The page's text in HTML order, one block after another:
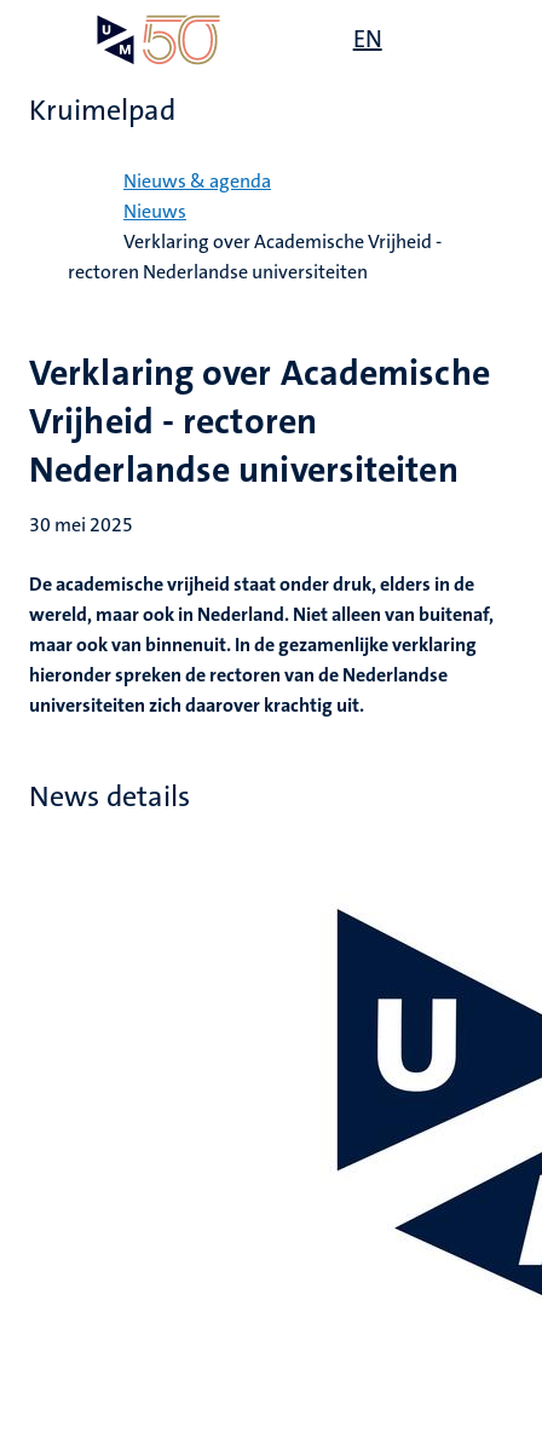
EN
Kruimelpad
Nieuws & agenda
Nieuws
Verklaring over Academische Vrijheid -
rectoren Nederlandse universiteiten
Verklaring over Academische
Vrijheid - rectoren
Nederlandse universiteiten
30 mei 2025
De academische vrijheid staat onder druk, elders in de
wereld, maar ook in Nederland. Niet alleen van buitenaf,
maar ook van binnenuit. In de gezamenlijke verklaring
hieronder spreken de rectoren van de Nederlandse
universiteiten zich daarover krachtig uit.
News details